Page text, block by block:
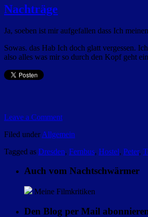
Nachträge
Ja, soeben ist mir aufgefallen dass Ich
Sowas. das Hab Ich doch glatt vergessen.
also alles was mir so durch den Kopf geht
Leave a Comment
Filed under Allgemein
Tagged as Dresden, Fernbus, Hostel, Peter,
Auch vom Nachtschwärmer
Meine Filmkritiken
Den Blog per Mail